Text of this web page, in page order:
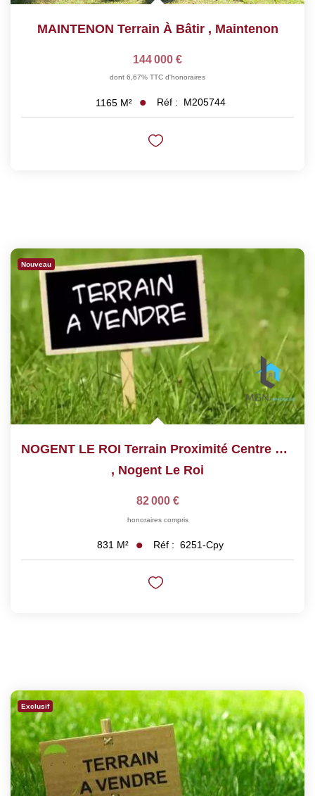
MAINTENON Terrain À Bâtir , Maintenon
144 000 €
dont 6,67% TTC d'honoraires
1165 M² Réf : M205744
Nouveau
NOGENT LE ROI Terrain Proximité Centre Ville
, Nogent Le Roi
82 000 €
honoraires compris
831 M² Réf : 6251-Cpy
Exclusif